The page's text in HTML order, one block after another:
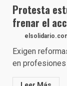
Protesta
frenar el
Exigen
en profesiones